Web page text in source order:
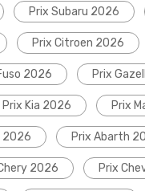
Prix Subaru 2026
Prix Citroen 2026
2026 Prix
Prix Kia 2026 Prix
2026 Prix Abarth
2026 Prix